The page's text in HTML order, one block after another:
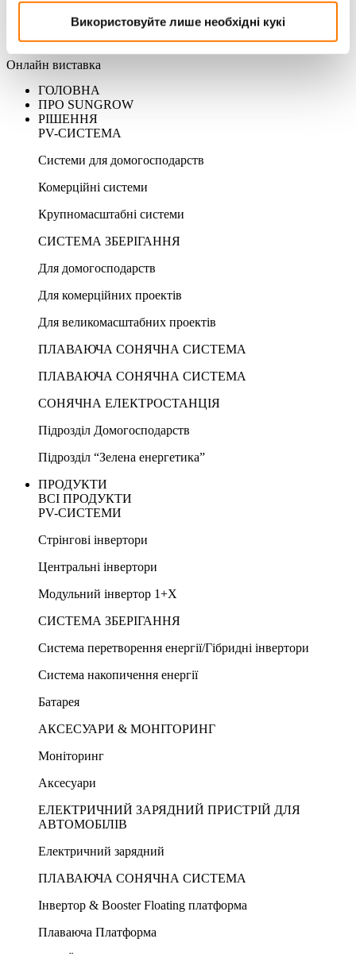
Використовуйте лише необхідні кукі
Онлайн виставка
ГОЛОВНА
ПРО SUNGROW
РІШЕННЯ
PV-СИСТЕМА
Системи для домогосподарств
Комерційні системи
Крупномасштабні системи
СИСТЕМА ЗБЕРІГАННЯ
Для домогосподарств
Для комерційних проектів
Для великомасштабних проектів
ПЛАВАЮЧА СОНЯЧНА СИСТЕМА
ПЛАВАЮЧА СОНЯЧНА СИСТЕМА
СОНЯЧНА ЕЛЕКТРОСТАНЦІЯ
Підрозділ Домогосподарств
Підрозділ “Зелена енергетика”
ПРОДУКТИ
ВСІ ПРОДУКТИ
PV-СИСТЕМИ
Стрінгові інвертори
Центральні інвертори
Модульний інвертор 1+X
СИСТЕМА ЗБЕРІГАННЯ
Система перетворення енергії/Гібридні інвертори
Система накопичення енергії
Батарея
АКСЕСУАРИ & МОНІТОРИНГ
Моніторинг
Аксесуари
ЕЛЕКТРИЧНИЙ ЗАРЯДНИЙ ПРИСТРІЙ ДЛЯ
АВТОМОБІЛІВ
Електричний зарядний
ПЛАВАЮЧА СОНЯЧНА СИСТЕМА
Інвертор & Booster Floating платформа
Плаваюча Платформа